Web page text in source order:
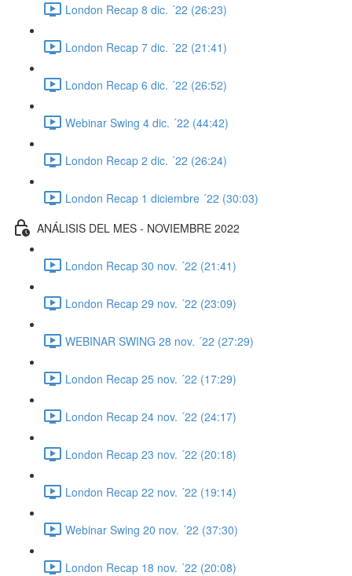
London Recap 8 dic. ´22 (26:23)
London Recap 7 dic. ´22 (21:41)
London Recap 6 dic. ´22 (26:52)
Webinar Swing 4 dic. ´22 (44:42)
London Recap 2 dic. ´22 (26:24)
London Recap 1 diciembre ´22 (30:03)
ANÁLISIS DEL MES - NOVIEMBRE 2022
London Recap 30 nov. ´22 (21:41)
London Recap 29 nov. ´22 (23:09)
WEBINAR SWING 28 nov. ´22 (27:29)
London Recap 25 nov. ´22 (17:29)
London Recap 24 nov. ´22 (24:17)
London Recap 23 nov. ´22 (20:18)
London Recap 22 nov. ´22 (19:14)
Webinar Swing 20 nov. ´22 (37:30)
London Recap 18 nov. ´22 (20:08)